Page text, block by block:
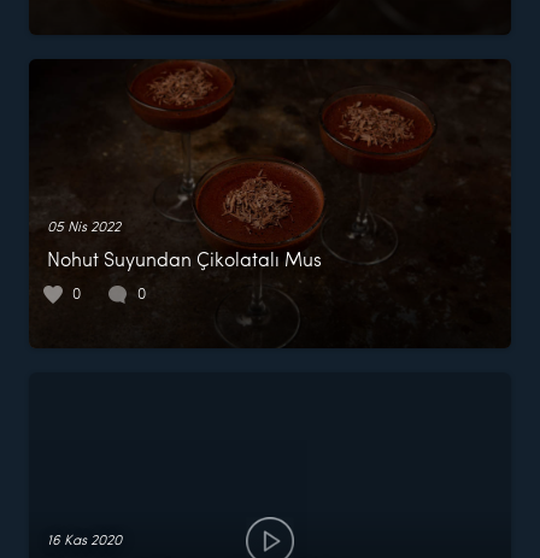
05 Nis 2022
Nohut Suyundan Çikolatalı Mus
0 0
16 Kas 2020